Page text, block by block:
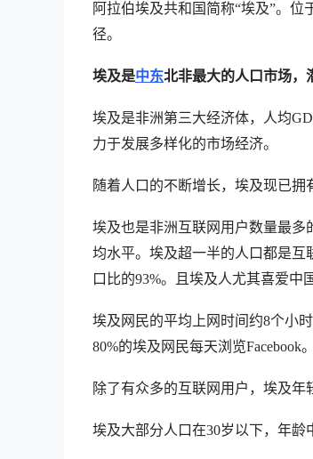
阿拉伯埃及共和国简称“埃及”。
径。
埃及是中东北非最大的人口市场，
埃及是非洲第三大经济体，人均
力于发展多样化的市场经济。
随着人口的不断增长，埃及现已拥
埃及也是非洲互联网用户数量最多
均水平。埃及超一半的人口都是互
口比的93%。且埃及人尤其喜爱中
埃及网民的平均上网时间约8个小
80%的埃及网民每天浏览Facebook。
除了有众多的互联网用户，埃及年
埃及大部分人口在30岁以下，年龄